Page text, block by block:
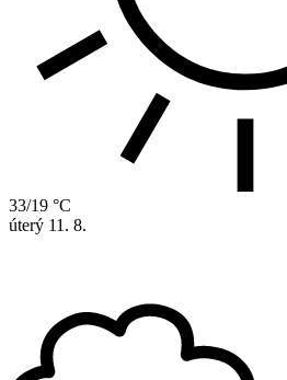
33/19 °C
úterý 11. 8.